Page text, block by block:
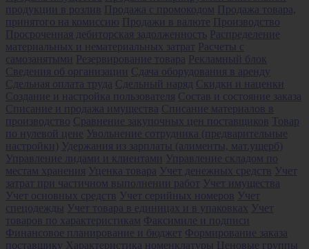
продукции в розлив Продажа с промокодом Продажа товара,
принятого на комиссию Продажи в валюте Производство
Просроченная дебиторская задолженность
Распределение
материальных и нематериальных затрат Расчеты с
самозанятыми Резервирование товара Рекламный блок
Сведения об организации Сдача оборудования в аренду
Сдельная оплата труда Сдельный наряд
Скидки и наценки
Создание и настройка пользователя Состав и состояние заказа
Списание и продажа имущества Списание материалов в
производство Сравнение закупочных цен поставщиков Товар
по нулевой цене Увольнение сотрудника (предварительные
настройки) Удержания из зарплаты (алименты, мат.ущерб)
Управление лидами и клиентами Управление складом по
местам хранения Уценка товара Учет денежных средств Учет
затрат при частичном выполнении работ Учет имущества
Учет основных средств Учет серийных номеров Учет
спецодежды Учет товара в единицах и в упаковках Учет
товаров по характеристикам Факсимиле и подписи
Финансовое планирование и бюджет Формирование заказа
поставщику Характеристика номенклатуры Ценовые группы